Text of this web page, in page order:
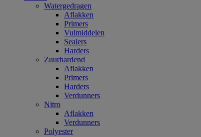
Watergedragen
Aflakken
Primers
Vulmiddelen
Sealers
Harders
Zuurhardend
Aflakken
Primers
Harders
Verdunners
Nitro
Aflakken
Verdunners
Polyester